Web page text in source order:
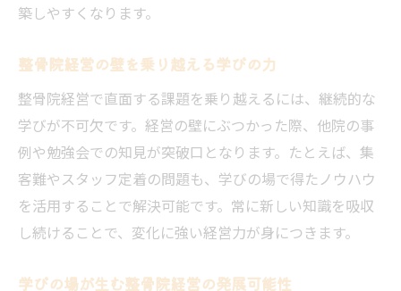
築しやすくなります。
整骨院経営の壁を乗り越える学びの力
整骨院経営で直面する課題を乗り越えるには、継続的な
学びが不可欠です。経営の壁にぶつかった際、他院の事
例や勉強会での知見が突破口となります。たとえば、集
客難やスタッフ定着の問題も、学びの場で得たノウハウ
を活用することで解決可能です。常に新しい知識を吸収
し続けることで、変化に強い経営力が身につきます。
学びの場が生む整骨院経営の発展可能性